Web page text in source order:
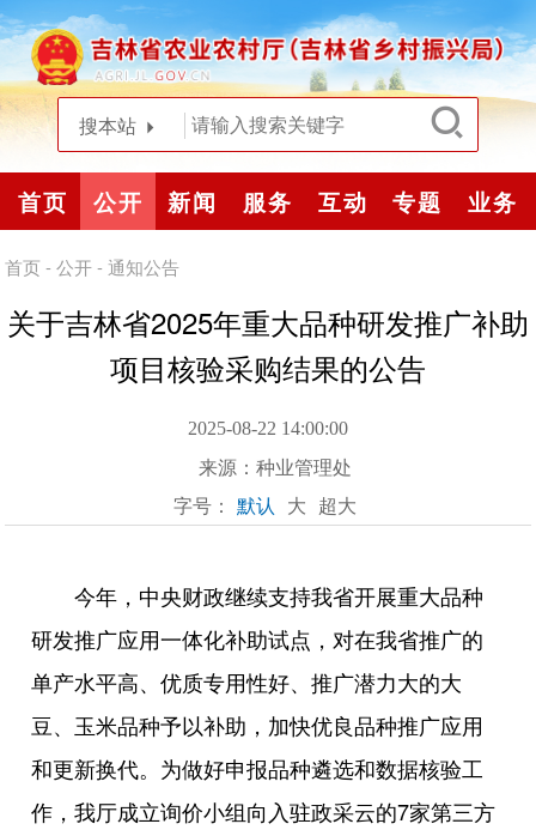
搜本站
首页 公开 新闻 服务 互动 专题 业务
首页 -公开-通知公告
关于吉林省2025年重大品种研发推广补助
项目核验采购结果的公告
2025-08-22 14:00:00
来源： 种业管理处
字号： 默认 大 超大
今年，中央财政继续支持我省开展重大品种
研发推广应用一体化补助试点，对在我省推广的
单产水平高、优质专用性好、推广潜力大的大
豆、玉米品种予以补助，加快优良品种推广应用
和更新换代。为做好申报品种遴选和数据核验工
作，我厅成立询价小组向入驻政采云的7家第三方